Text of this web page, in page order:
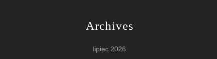
Archives
lipiec 2026